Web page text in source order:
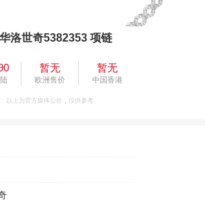
洛世奇5382353 项链
暂无
欧洲售价
暂无
中国香港
以上为官方媒体公价，仅供参考